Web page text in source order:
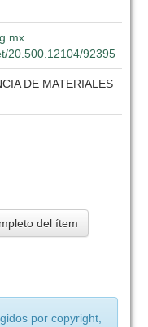
20.500.12104/92395
DE MATERIALES
del ítem
por copyright,